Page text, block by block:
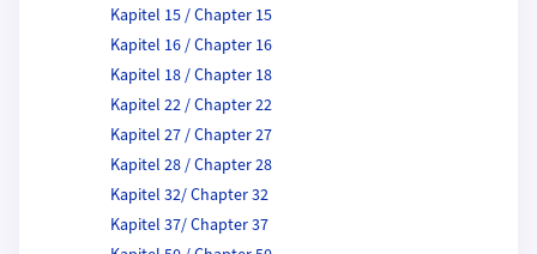
Kapitel 15 / Chapter 15
Kapitel 16 / Chapter 16
Kapitel 18 / Chapter 18
Kapitel 22 / Chapter 22
Kapitel 27 / Chapter 27
Kapitel 28 / Chapter 28
Kapitel 32/ Chapter 32
Kapitel 37/ Chapter 37